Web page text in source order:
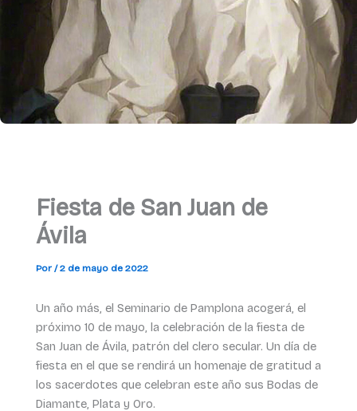
Fiesta de San Juan de
Ávila
Por /2 de mayo de 2022
Un año más, el Seminario de Pamplona acogerá, el
próximo 10 de mayo, la celebración de la fiesta de
San Juan de Ávila, patrón del clero secular. Un día de
fiesta en el que se rendirá un homenaje de gratitud a
los sacerdotes que celebran este año sus Bodas de
Diamante, Plata y Oro.